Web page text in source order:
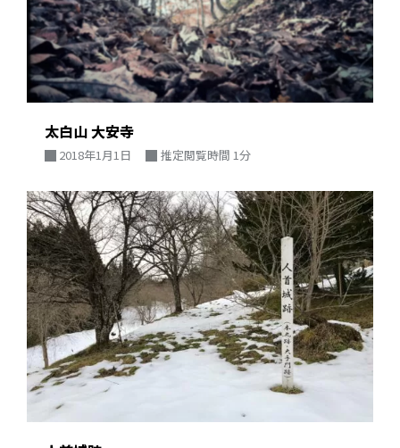
太白山 大安寺
2018年1月1日 推定閲覧時間 1分